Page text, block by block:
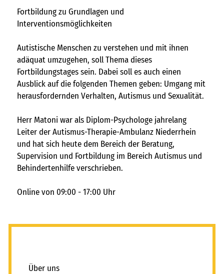
sportmentoring
karriere
kontakt
freie kapazitäten
FAIRMILIE
initiativbewerbung
Fortbildung zu Grundlagen und
Interventionsmöglichkeiten
Autistische Menschen zu verstehen und mit ihnen
adäquat umzugehen, soll Thema dieses
Fortbildungstages sein. Dabei soll es auch einen
Ausblick auf die folgenden Themen geben: Umgang mit
herausfordernden Verhalten, Autismus und Sexualität.
Herr Matoni war als Diplom-Psychologe jahrelang
Leiter der Autismus-Therapie-Ambulanz Niederrhein
und hat sich heute dem Bereich der Beratung,
Supervision und Fortbildung im Bereich Autismus und
Behindertenhilfe verschrieben.
Online von 09:00 - 17:00 Uhr
Über uns